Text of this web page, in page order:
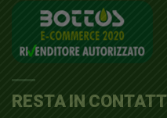
RESTA IN